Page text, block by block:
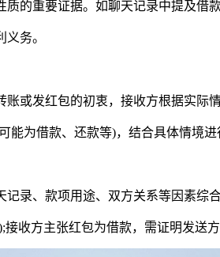
重要证据。如聊天记录中提及借
务。
发红包的初衷，接收方根据实际情
为借款、还款等)，结合具体情境进
、款项用途、双方关系等因素综合
方主张红包为借款，需证明发送方